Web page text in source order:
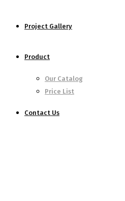
Project Gallery
Product
Our Catalog
Price List
Contact Us